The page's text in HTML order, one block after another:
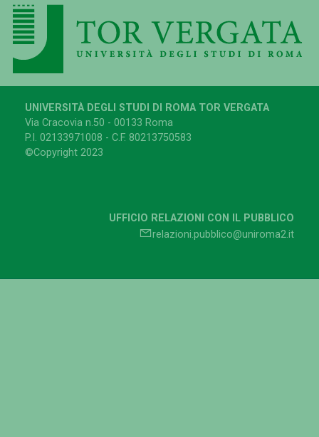
UNIVERSITÀ DEGLI STUDI DI ROMA TOR VERGATA
Via Cracovia n.50 - 00133 Roma
P.I. 02133971008 - C.F. 80213750583
©Copyright 2023
UFFICIO RELAZIONI CON IL PUBBLICO
relazioni.pubblico@uniroma2.it